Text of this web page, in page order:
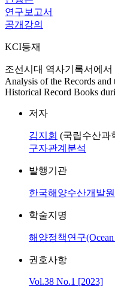
연구보고서
공개강의
KCI등재
조선시대 역사기록서에
Analysis of the Records
Historical Record Books
저자
김지회 (국립수산과
구자관계분석
발행기관
한국해양수산개발원
학술지명
해양정책연구(Ocean
권호사항
Vol.38 No.1 [2023]